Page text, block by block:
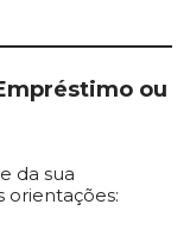
ou
da sua
orientações: